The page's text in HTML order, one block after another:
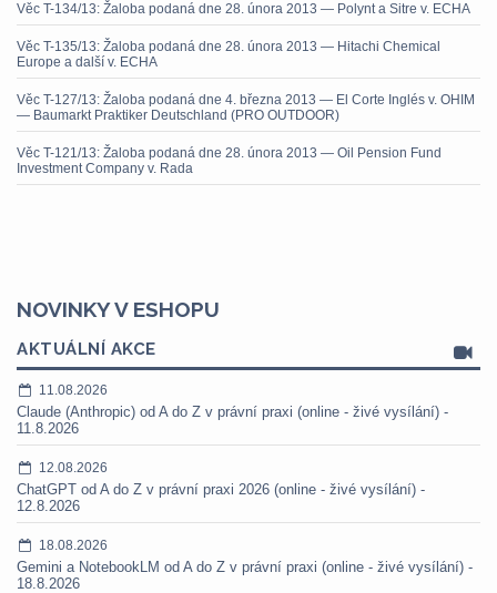
Věc T-134/13: Žaloba podaná dne 28. února 2013 — Polynt a Sitre v. ECHA
Věc T-135/13: Žaloba podaná dne 28. února 2013 — Hitachi Chemical
Europe a další v. ECHA
Věc T-127/13: Žaloba podaná dne 4. března 2013 — El Corte Inglés v. OHIM
— Baumarkt Praktiker Deutschland (PRO OUTDOOR)
Věc T-121/13: Žaloba podaná dne 28. února 2013 — Oil Pension Fund
Investment Company v. Rada
NOVINKY V ESHOPU
AKTUÁLNÍ AKCE
11.08.2026
Claude (Anthropic) od A do Z v právní praxi (online - živé vysílání) -
11.8.2026
12.08.2026
ChatGPT od A do Z v právní praxi 2026 (online - živé vysílání) -
12.8.2026
18.08.2026
Gemini a NotebookLM od A do Z v právní praxi (online - živé vysílání) -
18.8.2026